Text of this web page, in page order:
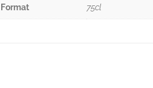
Format 75cl